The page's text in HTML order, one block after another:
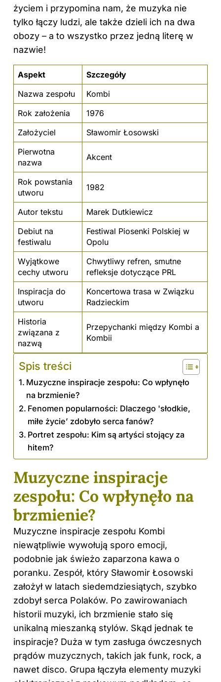
życiem i przypomina nam, że muzyka nie
tylko łączy ludzi, ale także dzieli ich na dwa
obozy – a to wszystko przez jedną literę w
nazwie!
Aspekt
Szczegóły
Nazwa zespołu
Kombi
Rok założenia
1976
Założyciel
Sławomir Łosowski
Pierwotna
nazwa
Akcent
Rok powstania
utworu
1982
Autor tekstu
Marek Dutkiewicz
Debiut na
festiwalu
Festiwal Piosenki Polskiej w
Opolu
Wyjątkowe
cechy utworu
Chwytliwy refren, smutne
refleksje dotyczące PRL
Inspiracja do
utworu
Koncertowa trasa w Związku
Radzieckim
Historia
związana z
nazwą
Przepychanki między Kombi a
Kombii
Spis treści
Muzyczne inspiracje zespołu: Co wpłynęło
na brzmienie?
Fenomen popularności: Dlaczego 'słodkie,
miłe życie’ zdobyło serca fanów?
Portret zespołu: Kim są artyści stojący za
hitem?
Muzyczne inspiracje
zespołu: Co wpłynęło na
brzmienie?
Muzyczne inspiracje zespołu Kombi
niewątpliwie wywołują sporo emocji,
podobnie jak świeżo zaparzona kawa o
poranku. Zespół, który Sławomir Łosowski
założył w latach siedemdziesiątych, szybko
zdobył serca Polaków. Po zawirowaniach
historii muzyki, ich brzmienie stało się
unikalną mieszanką stylów. Skąd jednak te
inspiracje? Duża w tym zasługa ówczesnych
prądów muzycznych, takich jak funk, rock, a
nawet disco. Grupa łączyła elementy muzyki